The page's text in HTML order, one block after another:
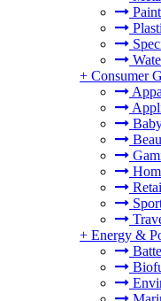
+ Consumer
+ Energy &